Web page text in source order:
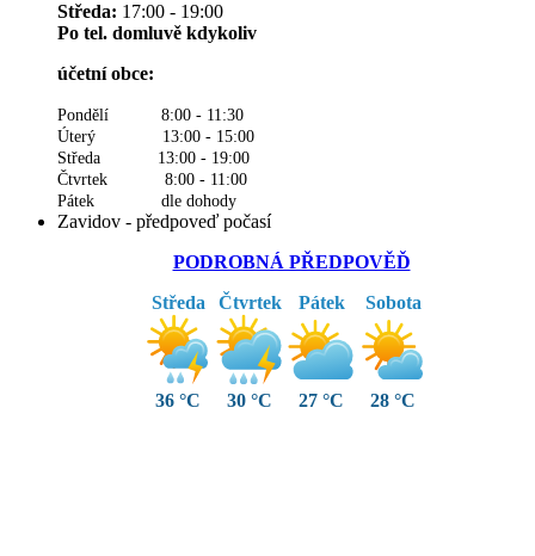
Středa: 17:00 - 19:00
Po tel. domluvě kdykoliv
účetní obce:
Pondělí 8:00 - 11:30
Úterý 13:00 - 15:00
Středa 13:00 - 19:00
Čtvrtek 8:00 - 11:00
Pátek dle dohody
Zavidov - předpoveď počasí
PODROBNÁ PŘEDPOVĚĎ
Středa
36 °C
Čtvrtek
30 °C
Pátek
27 °C
Sobota
28 °C